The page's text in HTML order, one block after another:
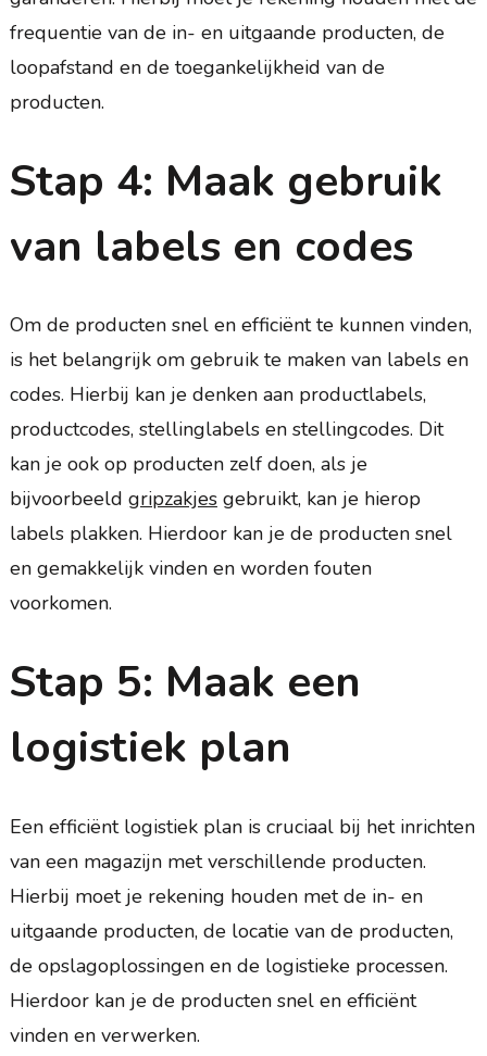
frequentie van de in- en uitgaande producten, de
loopafstand en de toegankelijkheid van de
producten.
Stap 4: Maak gebruik
van labels en codes
Om de producten snel en efficiënt te kunnen vinden,
is het belangrijk om gebruik te maken van labels en
codes. Hierbij kan je denken aan productlabels,
productcodes, stellinglabels en stellingcodes. Dit
kan je ook op producten zelf doen, als je
bijvoorbeeld gripzakjesgebruikt, kan je hierop
labels plakken. Hierdoor kan je de producten snel
en gemakkelijk vinden en worden fouten
voorkomen.
Stap 5: Maak een
logistiek plan
Een efficiënt logistiek plan is cruciaal bij het inrichten
van een magazijn met verschillende producten.
Hierbij moet je rekening houden met de in- en
uitgaande producten, de locatie van de producten,
de opslagoplossingen en de logistieke processen.
Hierdoor kan je de producten snel en efficiënt
vinden en verwerken.